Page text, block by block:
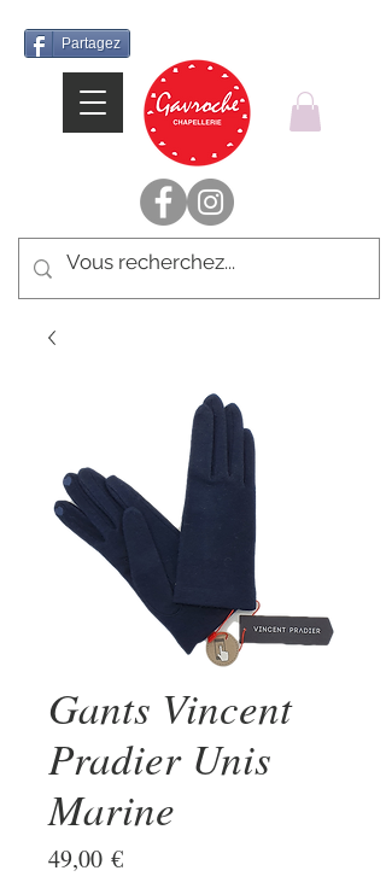
Partagez
Gants Vincent
Pradier Unis
Marine
49,00 €Prix